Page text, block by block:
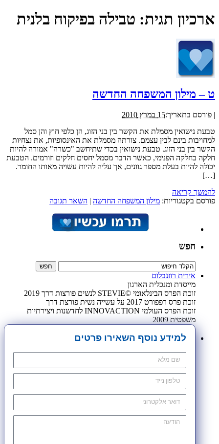
ארכיון תגית: טבילה בפיקוח בלנית
ט – מילון המשפחה החדשה
| פורסם בתאריך:15 במרץ 2010
טבעת נישואין מסמלת את הקשר בין בני הזוג, הן כלפי חוץ והן סמל
למחויבות בינם לבין עצמם. צורתה מסמלת את האינסופיות, את נצחיות
הקשר בין בני הזוג. טבעת נישואין בכדי שתיחשב "כשרה" אמורה להיות
חלקה בחלקה הפנימי, כאשר הדבר מסמל יחסים חלקים וזורמים. הטבעת
יכולה להיות בעלת מספר גוונים, אך עליה להיות עשויה מאותו החומר.
[…]
להמשך קריאה
פורסם בקטגוריות: מילון המשפחה החדשה | השאר תגובה
חפש
אירית רוזנבלום
מייסדת ומנכלית הארגון
זוכת הפרס הבינלאומי ©STEVIE לנשים פורצות דרך 2019
זוכת פרס רפפורט 2017 על עשייה נשית פורצת דרך
זוכת הפרס העולמי INNOVACTION לחדשנות ויצירתיות
משפטית 2009
למידע נוסף השאירו פרטים